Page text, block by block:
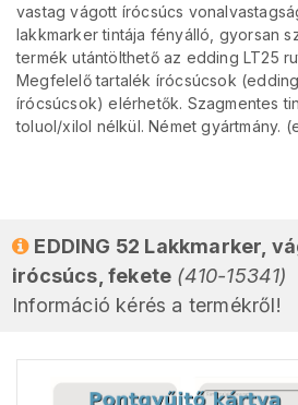
vastag vágott írócsúcs
lakkmarker tintája fényálló, gyorsan
termék utántölthető az edding LT25
Megfelelő tartalék írócsúcsok
írócsúcsok) elérhetők. Szagmentes
toluol/xilol nélkül. Német gyártmány.
EDDING 52 Lakkmarker,
irócsúcs, fekete (410-15341)
Információ kérés a termékről!